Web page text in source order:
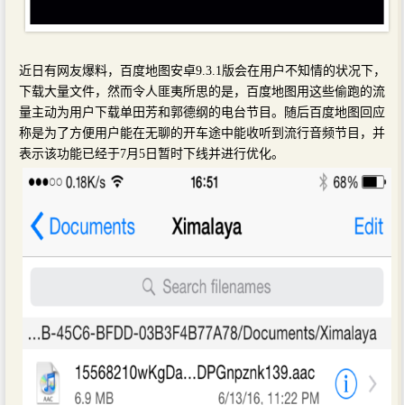
近日有网友爆料，百度地图安卓9.3.1版会在用户不知情的状况下，
下载大量文件，然而令人匪夷所思的是，百度地图用这些偷跑的流
量主动为用户下载单田芳和郭德纲的电台节目。随后百度地图回应
称是为了方便用户能在无聊的开车途中能收听到流行音频节目，并
表示该功能已经于7月5日暂时下线并进行优化。